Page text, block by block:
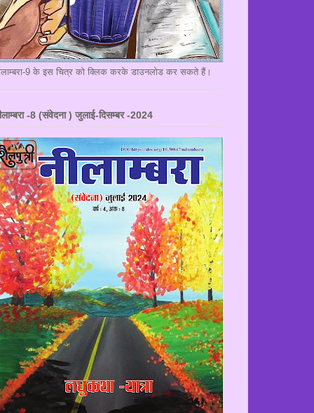
9 के इस चित्र को क्लिक करके डाउनलोड कर सकते हैं।
-8 (संवेदना ) जुलाई-दिसम्बर -2024